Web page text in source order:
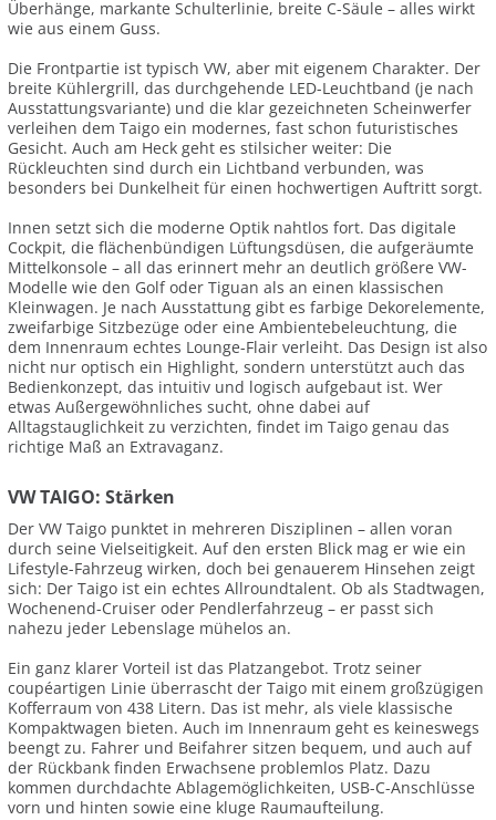
Überhänge, markante Schulterlinie, breite C-Säule – alles wirkt
wie aus einem Guss.
Die Frontpartie ist typisch VW, aber mit eigenem Charakter. Der
breite Kühlergrill, das durchgehende LED-Leuchtband (je nach
Ausstattungsvariante) und die klar gezeichneten Scheinwerfer
verleihen dem Taigo ein modernes, fast schon futuristisches
Gesicht. Auch am Heck geht es stilsicher weiter: Die
Rückleuchten sind durch ein Lichtband verbunden, was
besonders bei Dunkelheit für einen hochwertigen Auftritt sorgt.
Innen setzt sich die moderne Optik nahtlos fort. Das digitale
Cockpit, die flächenbündigen Lüftungsdüsen, die aufgeräumte
Mittelkonsole – all das erinnert mehr an deutlich größere VW-
Modelle wie den Golf oder Tiguan als an einen klassischen
Kleinwagen. Je nach Ausstattung gibt es farbige Dekorelemente,
zweifarbige Sitzbezüge oder eine Ambientebeleuchtung, die
dem Innenraum echtes Lounge-Flair verleiht. Das Design ist also
nicht nur optisch ein Highlight, sondern unterstützt auch das
Bedienkonzept, das intuitiv und logisch aufgebaut ist. Wer
etwas Außergewöhnliches sucht, ohne dabei auf
Alltagstauglichkeit zu verzichten, findet im Taigo genau das
richtige Maß an Extravaganz.
VW TAIGO: Stärken
Der VW Taigo punktet in mehreren Disziplinen – allen voran
durch seine Vielseitigkeit. Auf den ersten Blick mag er wie ein
Lifestyle-Fahrzeug wirken, doch bei genauerem Hinsehen zeigt
sich: Der Taigo ist ein echtes Allroundtalent. Ob als Stadtwagen,
Wochenend-Cruiser oder Pendlerfahrzeug – er passt sich
nahezu jeder Lebenslage mühelos an.
Ein ganz klarer Vorteil ist das Platzangebot. Trotz seiner
coupéartigen Linie überrascht der Taigo mit einem großzügigen
Kofferraum von 438 Litern. Das ist mehr, als viele klassische
Kompaktwagen bieten. Auch im Innenraum geht es keineswegs
beengt zu. Fahrer und Beifahrer sitzen bequem, und auch auf
der Rückbank finden Erwachsene problemlos Platz. Dazu
kommen durchdachte Ablagemöglichkeiten, USB-C-Anschlüsse
vorn und hinten sowie eine kluge Raumaufteilung.